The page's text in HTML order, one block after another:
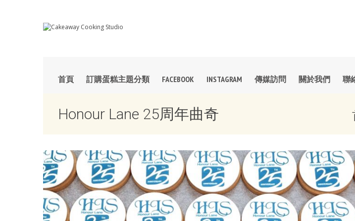
首頁 訂購蛋糕主題分類 FACEBOOK INSTAGRAM 傳媒訪問 關於我們 聯
Honour Lane 25周年曲奇